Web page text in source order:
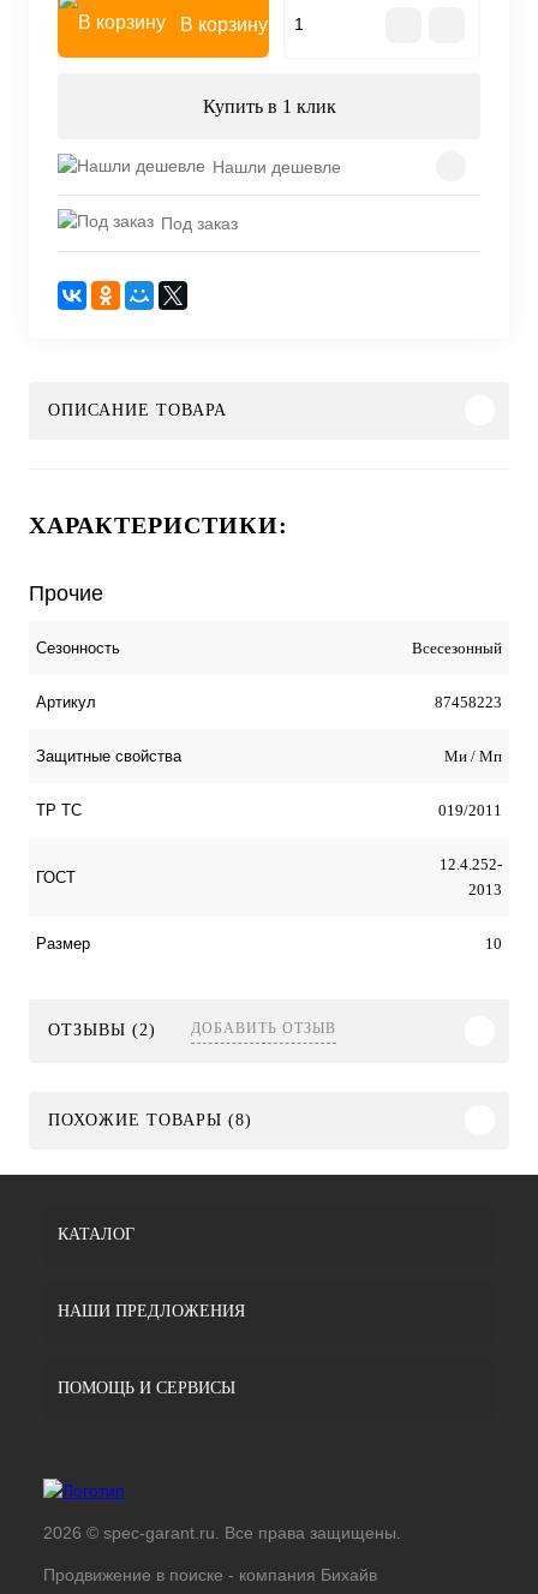
В корзину
Купить в 1 клик
Нашли дешевле
Под заказ
ОПИСАНИЕ ТОВАРА
ХАРАКТЕРИСТИКИ:
Прочие
Сезонность Всесезонный
Артикул 87458223
Защитные свойства Ми / Мп
ТР ТС 019/2011
ГОСТ
12.4.252-
2013
Размер 10
ОТЗЫВЫ (2) ДОБАВИТЬ ОТЗЫВ
ПОХОЖИЕ ТОВАРЫ (8)
КАТАЛОГ
НАШИ ПРЕДЛОЖЕНИЯ
ПОМОЩЬ И СЕРВИСЫ
2026 © spec-garant.ru. Все права защищены.
Продвижение в поиске - компания Бихайв